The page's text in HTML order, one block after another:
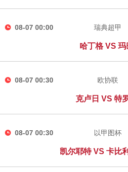
08-07 00:00 瑞典超甲
哈丁格 VS 玛
08-07 00:30 欧协联
克卢日 VS 特
08-07 00:30 以甲图杯
凯尔耶特 VS 卡比